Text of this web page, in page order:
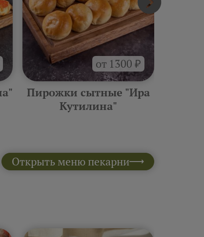
от 1300 ₽
Пирожки сытные "Ира
Кутилина"
Открыть меню пекарни